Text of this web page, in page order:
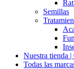
Semillas
Nuestra tienda |
Todas las